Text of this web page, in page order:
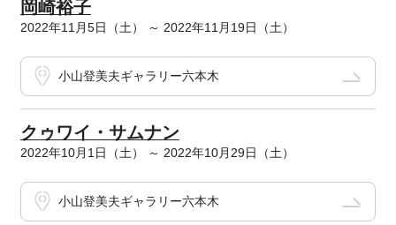
岡崎裕子
2022年11月5日（土） ～ 2022年11月19日（土）
小山登美夫ギャラリー六本木
クゥワイ・サムナン
2022年10月1日（土） ～ 2022年10月29日（土）
小山登美夫ギャラリー六本木